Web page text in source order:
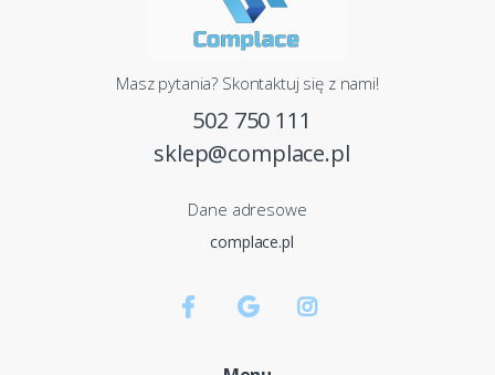
Masz pytania? Skontaktuj się z nami!
502 750 111
sklep@complace.pl
Dane adresowe
complace.pl